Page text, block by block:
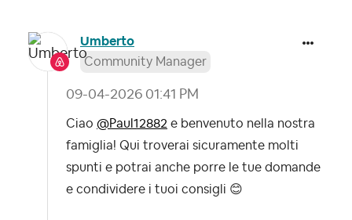
Umberto
Community Manager
‎09-04-2026 01:41 PM
Ciao @Paul12882 e benvenuto nella nostra
famiglia! Qui troverai sicuramente molti
spunti e potrai anche porre le tue domande
e condividere i tuoi consigli 😊